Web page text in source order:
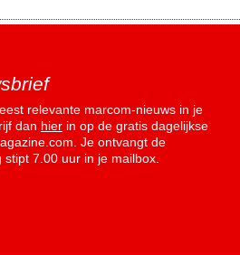
relevante marcom-nieuws in je
dan hier in op de gratis dagelijkse
Je ontvangt de
7.00 uur in je mailbox.